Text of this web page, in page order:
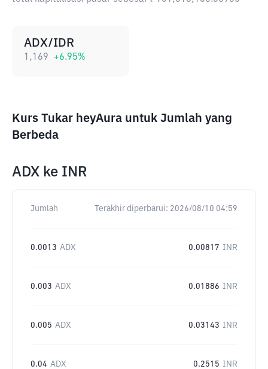
ADX/IDR
1,169 +6.95%
Kurs Tukar heyAura untuk Jumlah yang
Berbeda
ADX ke INR
Jumlah Terakhir diperbarui: 2026/08/10 04:59
0.0013 ADX 0.00817 INR
0.003 ADX 0.01886 INR
0.005 ADX 0.03143 INR
0.04 ADX 0.2515 INR